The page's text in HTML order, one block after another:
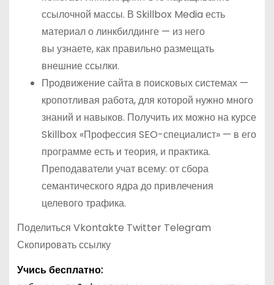
ссылочной массы. В Skillbox Media есть
материал о линкбилдинге — из него
вы узнаете, как правильно размещать
внешние ссылки.
Продвижение сайта в поисковых системах —
кропотливая работа, для которой нужно много
знаний и навыков. Получить их можно на курсе
Skillbox «Профессия SEO-специалист» — в его
программе есть и теория, и практика.
Преподаватели учат всему: от сбора
семантического ядра до привлечения
целевого трафика.
Поделиться Vkontakte Twitter Telegram
Скопировать ссылку
Учись бесплатно: